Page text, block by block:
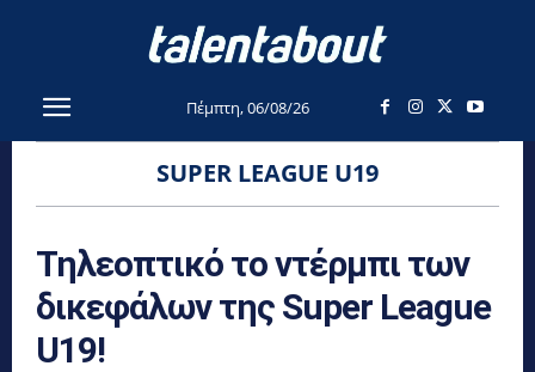
Πέμπτη, 06/08/26
SUPER LEAGUE U19
Τηλεοπτικό το ντέρμπι των
δικεφάλων της Super League
U19!